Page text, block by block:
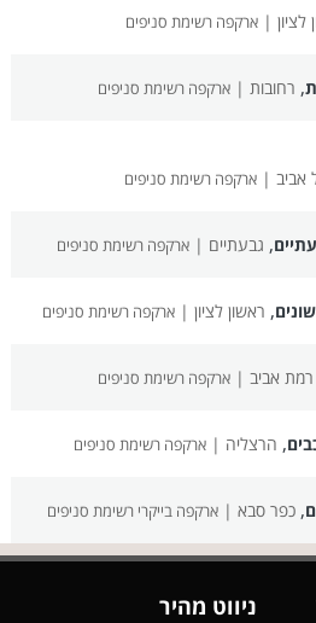
לציון |ארקפה רשימת סניפים
, רחובות |ארקפה רשימת סניפים
אביב |ארקפה רשימת סניפים
, גבעתיים |ארקפה רשימת סניפים
, ראשון לציון |ארקפה רשימת סניפים
רמת אביב |ארקפה רשימת סניפים
, הרצליה |ארקפה רשימת סניפים
,כפר סבא |ארקפה בייקרי רשימת סניפים
ניווט מהיר